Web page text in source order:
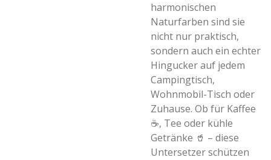
harmonischen
Naturfarben sind sie
nicht nur praktisch,
sondern auch ein echter
Hingucker auf jedem
Campingtisch,
Wohnmobil-Tisch oder
Zuhause. Ob für Kaffee
☕, Tee oder kühle
Getränke 🥤 – diese
Untersetzer schützen